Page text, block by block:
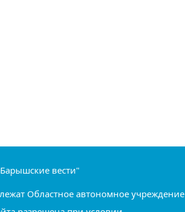
вести"
Областное автономное учреждение